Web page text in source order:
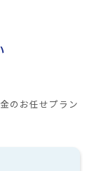
のお任せプラン